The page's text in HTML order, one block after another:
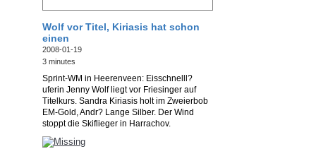
Wolf vor Titel, Kiriasis hat schon
einen
2008-01-19
3 minutes
Sprint-WM in Heerenveen: Eisschnelll?
uferin Jenny Wolf liegt vor Friesinger auf
Titelkurs. Sandra Kiriasis holt im Zweierbob
EM-Gold, Andr? Lange Silber. Der Wind
stoppt die Skiflieger in Harrachov.